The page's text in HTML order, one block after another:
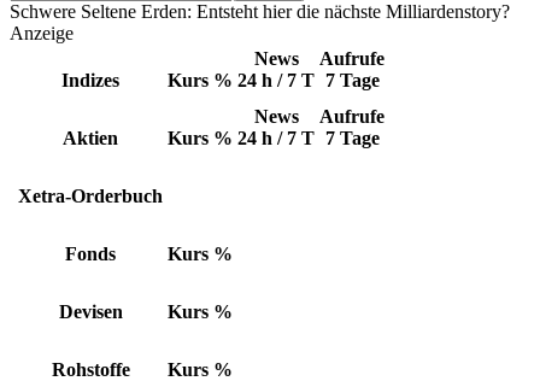
Schwere Seltene Erden: Entsteht hier die nächste Milliardenstory?
Anzeige
Indizes Kurs %
News
24 h / 7 T
Aufrufe
7 Tage
Aktien Kurs %
News
24 h / 7 T
Aufrufe
7 Tage
Xetra-Orderbuch
Fonds Kurs %
Devisen Kurs %
Rohstoffe Kurs %